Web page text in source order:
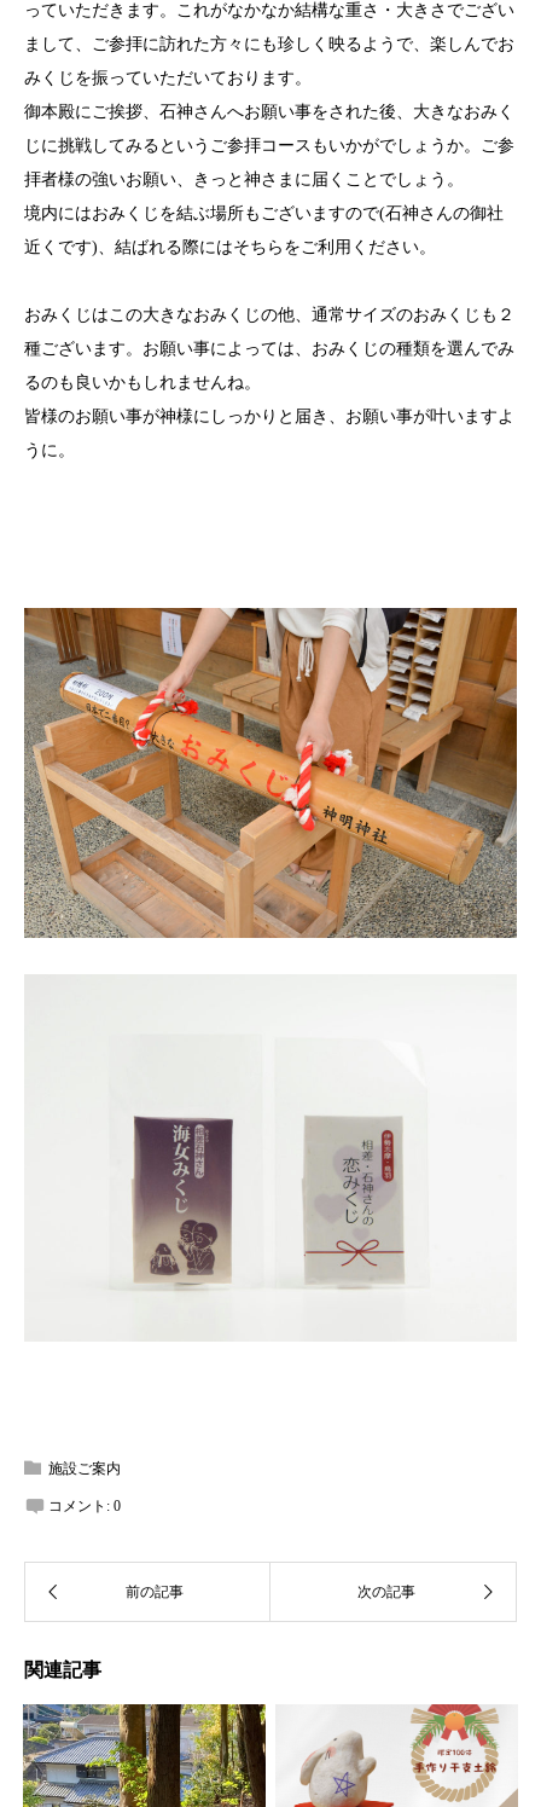
っていただきます。これがなかなか結構な重さ・大きさでござい
まして、ご参拝に訪れた方々にも珍しく映るようで、楽しんでお
みくじを振っていただいております。
御本殿にご挨拶、石神さんへお願い事をされた後、大きなおみく
じに挑戦してみるというご参拝コースもいかがでしょうか。ご参
拝者様の強いお願い、きっと神さまに届くことでしょう。
境内にはおみくじを結ぶ場所もございますので(石神さんの御社
近くです)、結ばれる際にはそちらをご利用ください。
おみくじはこの大きなおみくじの他、通常サイズのおみくじも２
種ございます。お願い事によっては、おみくじの種類を選んでみ
るのも良いかもしれませんね。
皆様のお願い事が神様にしっかりと届き、お願い事が叶いますよ
うに。
施設ご案内
コメント: 0
関連記事